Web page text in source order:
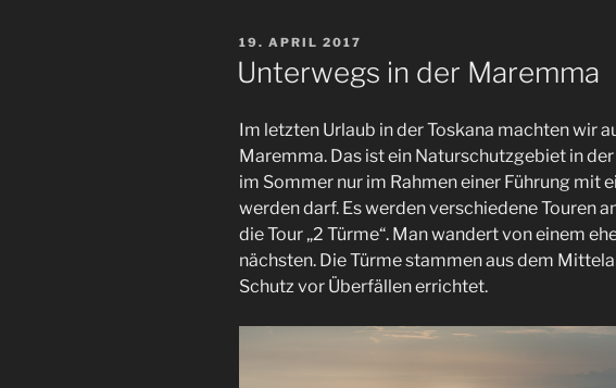
VERÖFFENTLICHT
AM
19. APRIL 2017
Unterwegs in der Maremma
Im letzten Urlaub in der Toskana machten wir
Maremma. Das ist ein Naturschutzgebiet in
im Sommer nur im Rahmen einer Führung mit
werden darf. Es werden verschiedene Touren
die Tour „2 Türme“. Man wandert von einem
nächsten. Die Türme stammen aus dem
Schutz vor Überfällen errichtet.